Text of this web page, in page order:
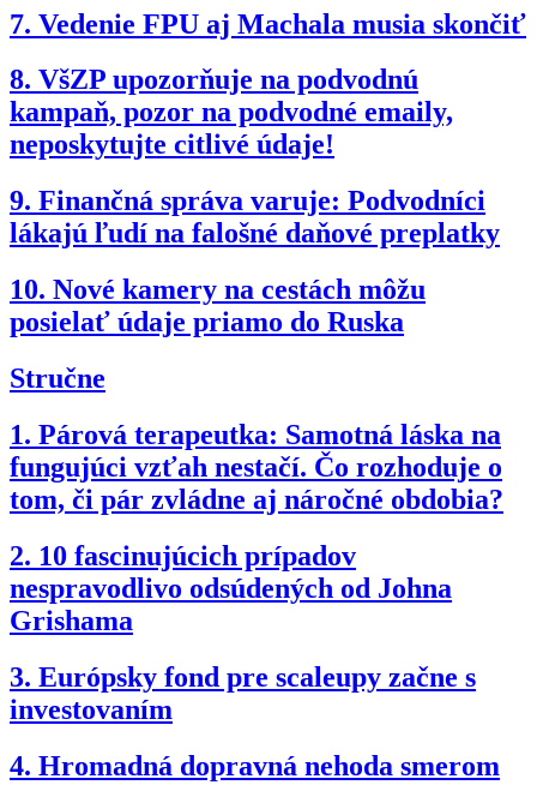
7. Vedenie FPU aj Machala musia skončiť
8. VšZP upozorňuje na podvodnú
kampaň, pozor na podvodné emaily,
neposkytujte citlivé údaje!
9. Finančná správa varuje: Podvodníci
lákajú ľudí na falošné daňové preplatky
10. Nové kamery na cestách môžu
posielať údaje priamo do Ruska
Stručne
1. Párová terapeutka: Samotná láska na
fungujúci vzťah nestačí. Čo rozhoduje o
tom, či pár zvládne aj náročné obdobia?
2. 10 fascinujúcich prípadov
nespravodlivo odsúdených od Johna
Grishama
3. Európsky fond pre scaleupy začne s
investovaním
4. Hromadná dopravná nehoda smerom